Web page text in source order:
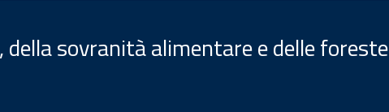
sovranità alimentare e delle foreste